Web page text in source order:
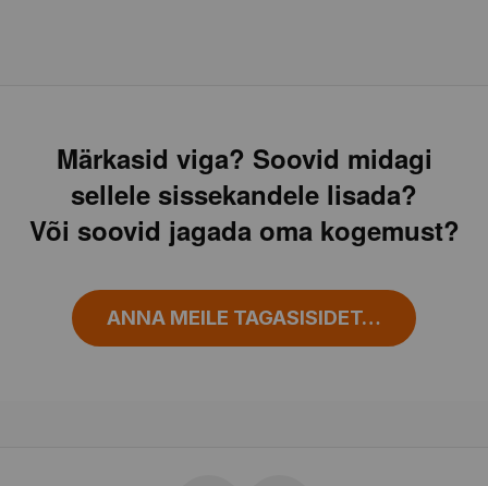
Märkasid viga? Soovid midagi
sellele sissekandele lisada?
Või soovid jagada oma kogemust?
ANNA MEILE TAGASISIDET…